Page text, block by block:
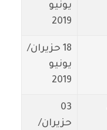
يونيو
2019
18 حزيران/
يونيو
2019
03
حزيران/